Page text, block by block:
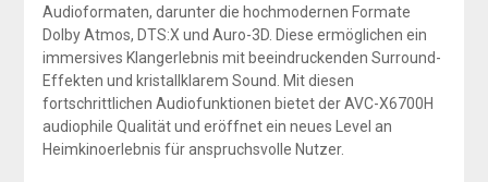
Audioformaten, darunter die hochmodernen Formate
Dolby Atmos, DTS:X und Auro-3D. Diese ermöglichen ein
immersives Klangerlebnis mit beeindruckenden Surround-
Effekten und kristallklarem Sound. Mit diesen
fortschrittlichen Audiofunktionen bietet der AVC-X6700H
audiophile Qualität und eröffnet ein neues Level an
Heimkinoerlebnis für anspruchsvolle Nutzer.